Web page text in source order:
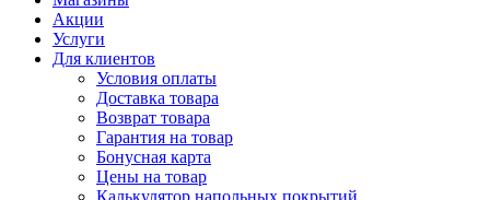
Акции
Услуги
Для клиентов
Условия оплаты
Доставка товара
Возврат товара
Гарантия на товар
Бонусная карта
Цены на товар
Калькулятор напольных покрытий